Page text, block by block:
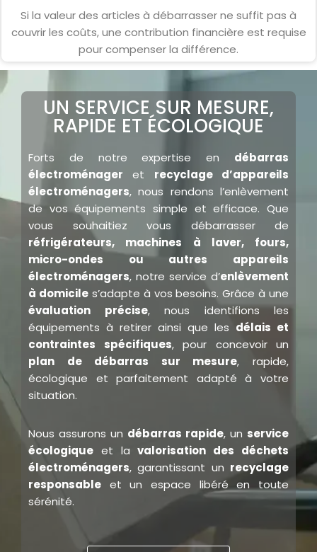
Si la valeur des articles à débarrasser ne suffit pas à
couvrir les coûts, une contribution financière est requise
pour compenser la différence.
UN SERVICE SUR MESURE,
RAPIDE ET ÉCOLOGIQUE
Forts de notre expertise en débarras
électroménager et recyclage d’appareils
électroménagers, nous rendons l’enlèvement
de vos équipements simple et efficace. Que
vous souhaitiez vous débarrasser de
réfrigérateurs, machines à laver, fours,
micro-ondes ou autres appareils
électroménagers, notre service d’enlèvement
à domiciles’adapte à vos besoins. Grâce à une
évaluation précise, nous identifions les
équipements à retirer ainsi que les délais et
contraintes spécifiques, pour concevoir un
plan de débarras sur mesure, rapide,
écologique et parfaitement adapté à votre
situation.
Nous assurons un débarras rapide, un service
écologique et lavalorisation des déchets
électroménagers, garantissant un recyclage
responsable et un espace libéré en toute
sérénité.